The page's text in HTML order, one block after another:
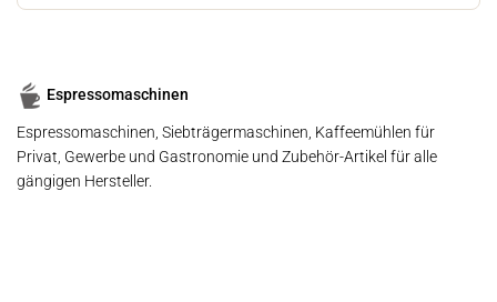
Espressomaschinen
Espressomaschinen, Siebträgermaschinen, Kaffeemühlen für
Privat, Gewerbe und Gastronomie und Zubehör-Artikel für alle
gängigen Hersteller.